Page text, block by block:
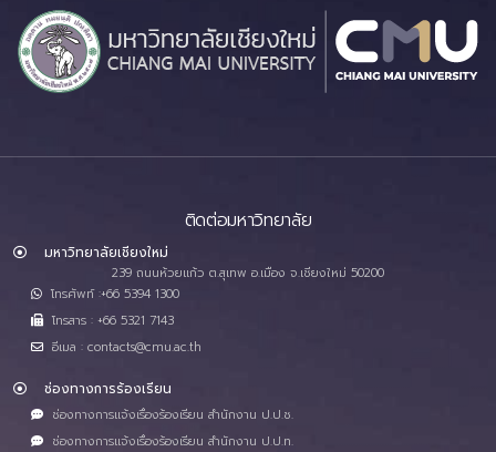
ติดต่อมหาวิทยาลัย
มหาวิทยาลัยเชียงใหม่
239 ถนนห้วยแก้ว ต.สุเทพ อ.เมือง จ.เชียงใหม่ 50200
โทรศัพท์ :+66 5394 1300
โทรสาร : +66 5321 7143
อีเมล : contacts@cmu.ac.th
ช่องทางการร้องเรียน
ช่องทางการแจ้งเรื่องร้องเรียน สำนักงาน ป.ป.ช.
ช่องทางการแจ้งเรื่องร้องเรียน สำนักงาน ป.ป.ท.